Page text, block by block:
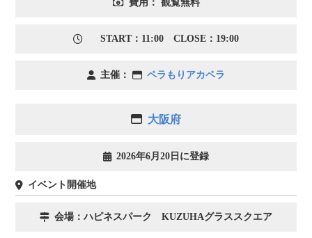
費用： 観覧無料
START：11:00 CLOSE：19:00
主催： ペラもりアカペラ
大阪府
2026年6月20日に登録
イベント開催地
会場：ハピネスパーク KUZUHAグラススクエア